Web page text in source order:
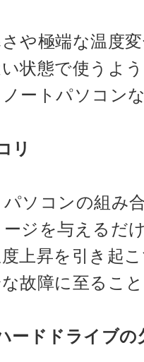
や極端な温度
状態で使うよ
ートパソコン
リ
ソコンの組み
ージを与えるだ
上昇を引き起
故障に至ること
ードドライブ